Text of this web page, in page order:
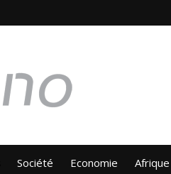
Société Economie Afrique